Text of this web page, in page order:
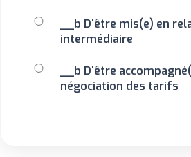
__b D'être mis(e) en
intermédiaire
__b D'être
négociation des tarifs